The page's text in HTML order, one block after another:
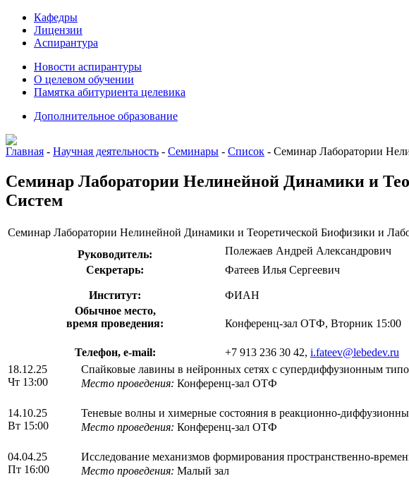
Кафедры
Лицензии
Аспирантура
Новости аспирантуры
О целевом обучении
Памятка абитуриента целевика
Дополнительное образование
Главная - Научная деятельность - Семинары - Список - Семинар Лаборатории
Семинар Лаборатории Нелинейной Динамики и
Систем
Семинар Лаборатории Нелинейной Динамики и Теоретической Биофизики и
Руководитель:
Полежаев Андрей Александрович
Секретарь:
Фатеев Илья Сергеевич
Институт:
ФИАН
Обычное место,
время проведения:
Конференц-зал ОТФ, Вторник 15:00
Телефон, e-mail: +7 913 236 30 42, i.fateev@lebedev.ru
18.12.25
Чт 13:00
Спайковые лавины в нейронных сетях с супердиффузионным
Место проведения: Конференц-зал ОТФ
14.10.25
Вт 15:00
Теневые волны и химерные состояния в реакционно-
Место проведения: Конференц-зал ОТФ
04.04.25
Пт 16:00
Исследование механизмов формирования пространственно-
Место проведения: Малый зал